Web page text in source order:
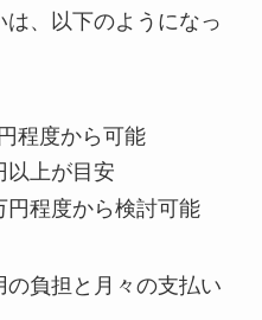
、以下のようになっ
程度から可能
以上が目安
円程度から検討可能
負担と月々の支払い